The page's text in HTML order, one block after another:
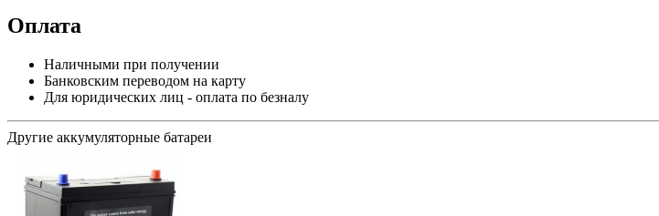
Оплата
Наличными при получении
Банковским переводом на карту
Для юридических лиц - оплата по безналу
Другие аккумуляторные батареи